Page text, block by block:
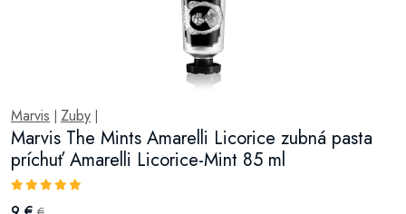
Marvis Zuby
Marvis The Mints Amarelli Licorice zubná pasta
príchuť Amarelli Licorice-Mint 85 ml